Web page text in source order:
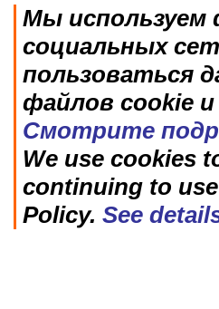
Мы используем
социальных
пользоваться
файлов cookie
Смотрите
We use cookies
continuing to
Policy. See